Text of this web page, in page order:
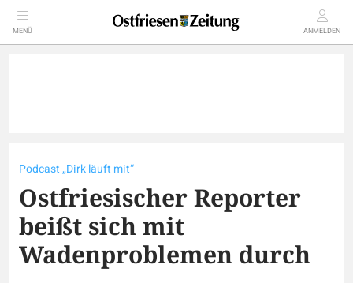
MENÜ ANMELDEN
Podcast „Dirk läuft mit“
Ostfriesischer Reporter
beißt sich mit
Wadenproblemen durch